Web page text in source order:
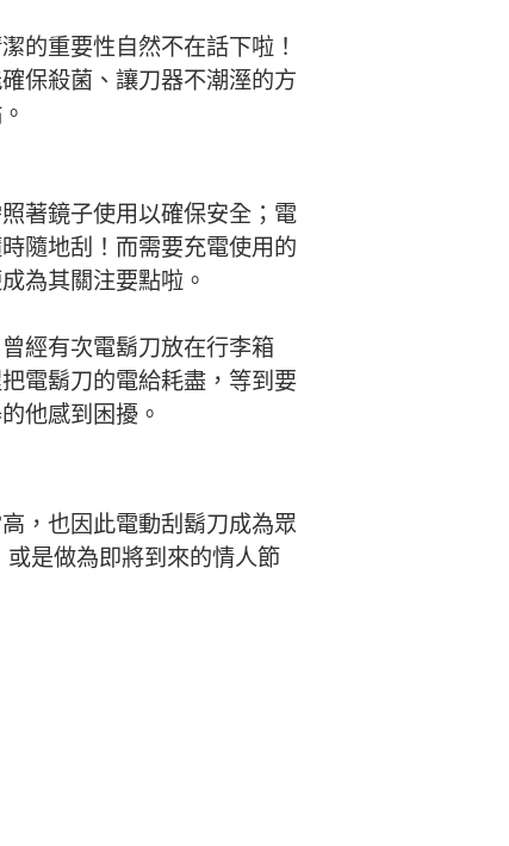
的重要性自然不在話下啦！
保殺菌、讓刀器不潮溼的方
著鏡子使用以確保安全；電
隨地刮！而需要充電使用的
為其關注要點啦。
經有次電鬍刀放在行李箱
電鬍刀的電給耗盡，等到要
他感到困擾。
，也因此電動刮鬍刀成為眾
是做為即將到來的情人節